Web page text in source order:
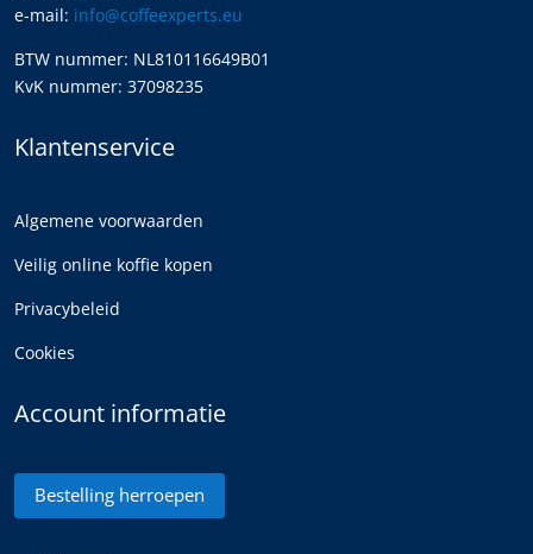
e-mail: info@coffeexperts.eu
BTW nummer: NL810116649B01
KvK nummer: 37098235
Klantenservice
Algemene voorwaarden
Veilig online koffie kopen
Privacybeleid
Cookies
Account informatie
Bestelling herroepen